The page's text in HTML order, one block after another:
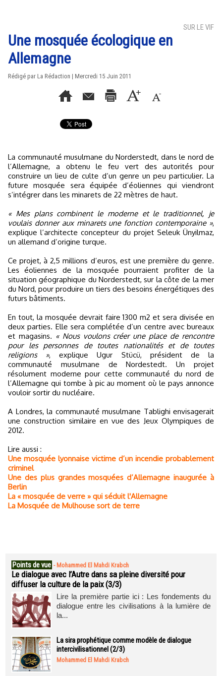
SUR LE VIF
Une mosquée écologique en
Allemagne
Rédigé par La Rédaction | Mercredi 15 Juin 2011
La communauté musulmane du Norderstedt, dans le nord de
l’Allemagne, a obtenu le feu vert des autorités pour
construire un lieu de culte d’un genre un peu particulier. La
future mosquée sera équipée d’éoliennes qui viendront
s’intégrer dans les minarets de 22 mètres de haut.
« Mes plans combinent le moderne et le traditionnel, je
voulais donner aux minarets une fonction contemporaine »,
explique l’architecte concepteur du projet Seleuk Ünyilmaz,
un allemand d’origine turque.
Ce projet, à 2,5 millions d’euros, est une première du genre.
Les éoliennes de la mosquée pourraient profiter de la
situation géographique du Norderstedt, sur la côte de la mer
du Nord, pour produire un tiers des besoins énergétiques des
futurs bâtiments.
En tout, la mosquée devrait faire 1300 m2 et sera divisée en
deux parties. Elle sera complétée d’un centre avec bureaux
et magasins. « Nous voulons créer une place de rencontre
pour les personnes de toutes nationalités et de toutes
religions », explique Ugur Stücü, président de la
communauté musulmane de Nordestedt. Un projet
résolument moderne pour cette communauté du nord de
l’Allemagne qui tombe à pic au moment où le pays annonce
vouloir sortir du nucléaire.
A Londres, la communauté musulmane Tablighi envisagerait
une construction similaire en vue des Jeux Olympiques de
2012.
Lire aussi :
Une mosquée lyonnaise victime d’un incendie probablement
criminel
Une des plus grandes mosquées d’Allemagne inaugurée à
Berlin
La « mosquée de verre » qui séduit l'Allemagne
La Mosquée de Mulhouse sort de terre
Points de vue - Mohammed El Mahdi Krabch
Le dialogue avec l’Autre dans sa pleine diversité pour
diffuser la culture de la paix (3/3)
Lire la première partie ici : Les fondements du
dialogue entre les civilisations à la lumière de
la...
La sira prophétique comme modèle de dialogue
intercivilisationnel (2/3)
Mohammed El Mahdi Krabch